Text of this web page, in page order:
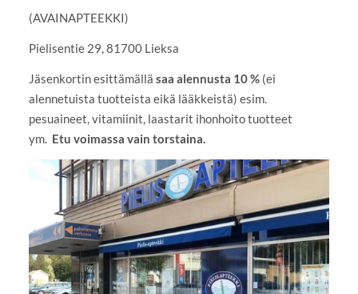
(AVAINAPTEEKKI)
Pielisentie 29, 81700 Lieksa
Jäsenkortin esittämällä saa alennusta 10 %(ei
alennetuista tuotteista eikä lääkkeistä) esim.
pesuaineet, vitamiinit, laastarit ihonhoito tuotteet
ym. Etu voimassa vain torstaina.